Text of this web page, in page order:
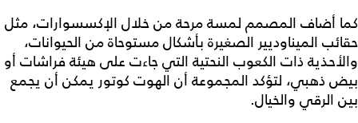
كما أضاف المصمم لمسة مرحة من خلال الإكسسوارات، مثل
حقائب الميناوديير الصغيرة بأشكال مستوحاة من الحيوانات،
والأحذية ذات الكعوب النحتية التي جاءت على هيئة فراشات أو
بيض ذهبي، لتؤكد المجموعة أن الهوت كوتور يمكن أن يجمع
بين الرقي والخيال.